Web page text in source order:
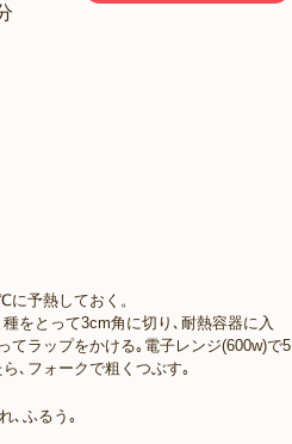
に予熱しておく。
をとって3cm角に切り､耐熱容器に入
てラップをかける｡電子レンジ(600w)で5
､フォークで粗くつぶす｡
､ふるう｡